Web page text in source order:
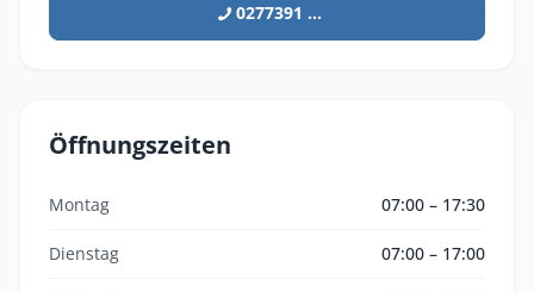
0277391 ...
Öffnungszeiten
Montag 07:00 – 17:30
Dienstag 07:00 – 17:00